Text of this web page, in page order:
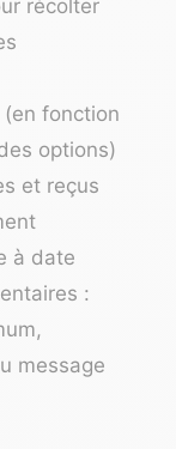
récolter
fonction
options)
et reçus
à date
:
message